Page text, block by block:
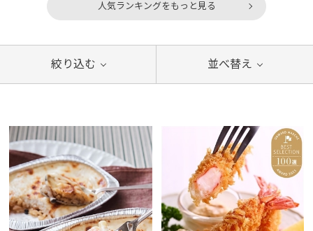
人気ランキングをもっと見る
絞り込む 並べ替え